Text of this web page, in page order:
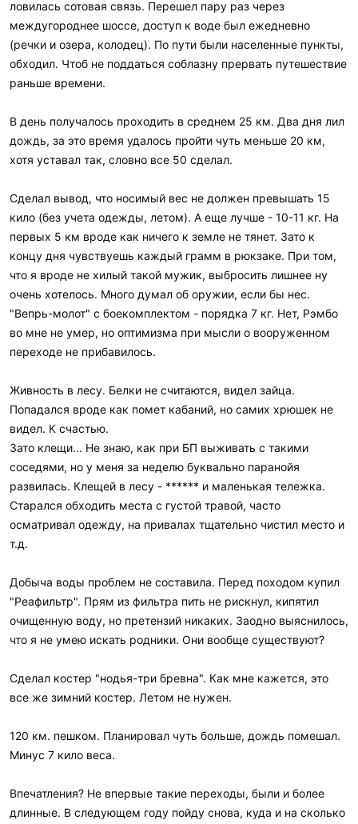
ловилась сотовая связь. Перешел пару раз через
междугороднее шоссе, доступ к воде был ежедневно
(речки и озера, колодец). По пути были населенные пункты,
обходил. Чтоб не поддаться соблазну прервать путешествие
раньше времени.
В день получалось проходить в среднем 25 км. Два дня лил
дождь, за это время удалось пройти чуть меньше 20 км,
хотя уставал так, словно все 50 сделал.
Сделал вывод, что носимый вес не должен превышать 15
кило (без учета одежды, летом). А еще лучше - 10-11 кг. На
первых 5 км вроде как ничего к земле не тянет. Зато к
концу дня чувствуешь каждый грамм в рюкзаке. При том,
что я вроде не хилый такой мужик, выбросить лишнее ну
очень хотелось. Много думал об оружии, если бы нес.
"Вепрь-молот" с боекомплектом - порядка 7 кг. Нет, Рэмбо
во мне не умер, но оптимизма при мысли о вооруженном
переходе не прибавилось.
Живность в лесу. Белки не считаются, видел зайца.
Попадался вроде как помет кабаний, но самих хрюшек не
видел. К счастью.
Зато клещи... Не знаю, как при БП выживать с такими
соседями, но у меня за неделю буквально паранойя
развилась. Клещей в лесу - ****** и маленькая тележка.
Старался обходить места с густой травой, часто
осматривал одежду, на привалах тщательно чистил место и
т.д.
Добыча воды проблем не составила. Перед походом купил
"Реафильтр". Прям из фильтра пить не рискнул, кипятил
очищенную воду, но претензий никаких. Заодно выяснилось,
что я не умею искать родники. Они вообще существуют?
Сделал костер "нодья-три бревна". Как мне кажется, это
все же зимний костер. Летом не нужен.
120 км. пешком. Планировал чуть больше, дождь помешал.
Минус 7 кило веса.
Впечатления? Не впервые такие переходы, были и более
длинные. В следующем году пойду снова, куда и на сколько